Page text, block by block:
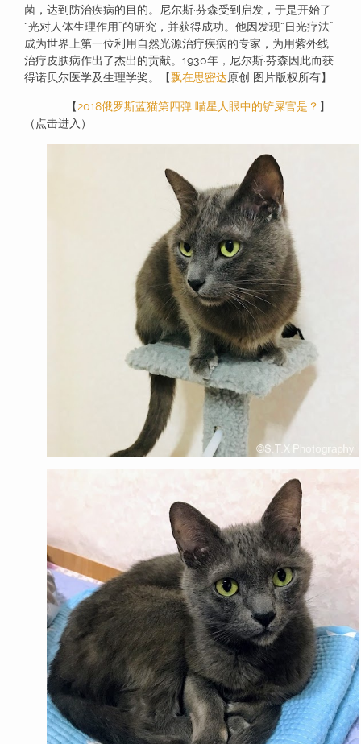
菌，达到防治疾病的目的。尼尔斯·芬森受到启发，于是开始了
“光对人体生理作用”的研究，并获得成功。他因发现“日光疗法”
成为世界上第一位利用自然光源治疗疾病的专家，为用紫外线
治疗皮肤病作出了杰出的贡献。1930年，尼尔斯·芬森因此而获
得诺贝尔医学及生理学奖。【飘在思密达原创 图片版权所有】
【2018俄罗斯蓝猫第四弹 喵星人眼中的铲屎官是？ 】
（点击进入）